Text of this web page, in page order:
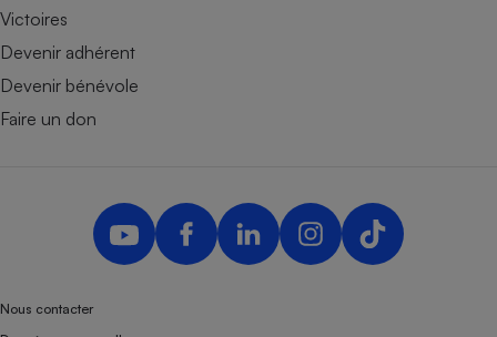
Victoires
Devenir adhérent
Devenir bénévole
Faire un don
Nous contacter